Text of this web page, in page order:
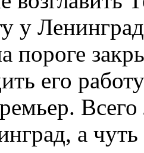
у
пороге
его
а